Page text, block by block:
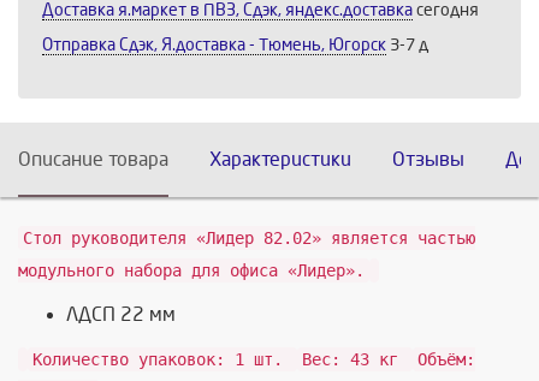
Доставка я.маркет в ПВЗ, Сдэк, яндекс.доставка сегодня
Отправка Сдэк, Я.доставка - Тюмень, Югорск 3-7 д
Описание товара Характеристики Отзывы
Стол руководителя «Лидер 82.02» является частью
модульного набора для офиса «Лидер».
ЛДСП 22 мм
Количество упаковок: 1 шт. Вес: 43 кг
Объём: